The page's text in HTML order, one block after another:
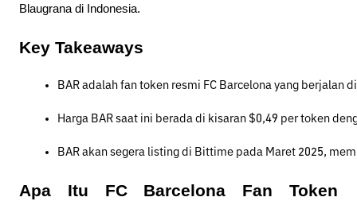
Blaugrana di Indonesia.
Key Takeaways
BAR adalah fan token resmi FC Barcelona yang
Harga BAR saat ini berada di kisaran $0,49 per token
BAR akan segera listing di Bittime pada Maret 2025,
Apa Itu FC Barcelona Fan Token